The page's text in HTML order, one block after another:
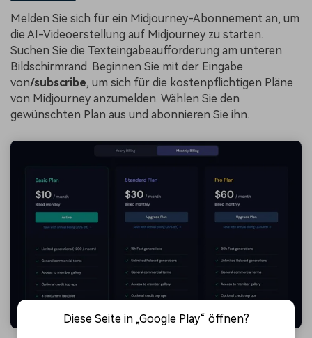
Melden Sie sich für ein Midjourney-Abonnement an, um
die AI-Videoerstellung auf Midjourney zu starten.
Suchen Sie die Texteingabeaufforderung am unteren
Bildschirmrand. Beginnen Sie mit der Eingabe
von/subscribe, um sich für die kostenpflichtigen Pläne
von Midjourney anzumelden. Wählen Sie den
gewünschten Plan aus und abonnieren Sie ihn.
Diese Seite in „Google Play“ öffnen?